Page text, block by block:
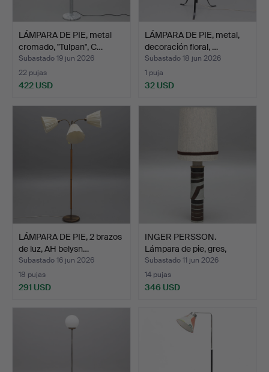
LÁMPARA DE PIE, metal
cromado, "Tulpan", C…
Subastado 19 jun 2026
22 pujas
422 USD
LÁMPARA DE PIE, metal,
decoración floral, …
Subastado 18 jun 2026
1 puja
32 USD
LÁMPARA DE PIE, 2 brazos
de luz, AH belysn…
Subastado 16 jun 2026
18 pujas
291 USD
INGER PERSSON.
Lámpara de pie, gres,
firma…
Subastado 11 jun 2026
14 pujas
346 USD